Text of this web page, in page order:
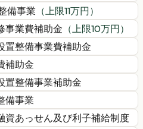
備事業 （上限11万円）
事業費補助金 （上限10万円）
置整備事業費補助金
補助金
置整備事業補助金
備事業
資あっせん及び利子補給制度